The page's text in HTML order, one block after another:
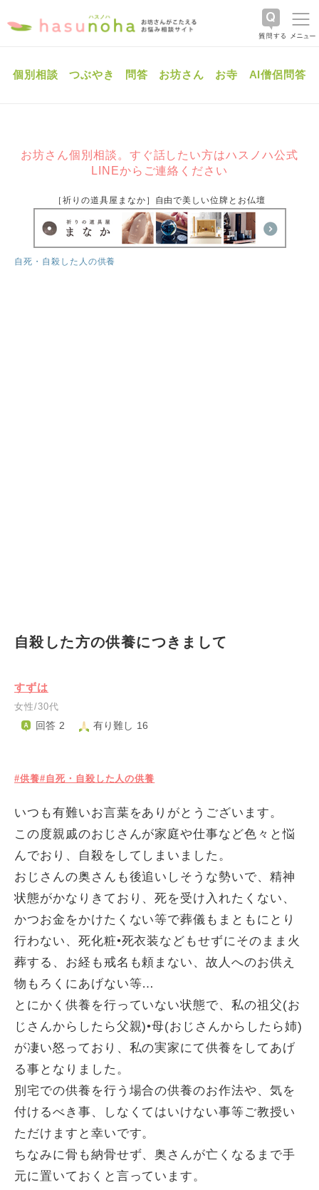
個別相談 つぶやき 問答 お坊さん お寺 AI僧侶問答
お坊さん個別相談。すぐ話したい方はハスノハ公式
LINEからご連絡ください
［祈りの道具屋まなか］自由で美しい位牌とお仏壇
自死・自殺した人の供養
自殺した方の供養につきまして
すずは
女性/30代
回答 2 有り難し 16
#供養#自死・自殺した人の供養
いつも有難いお言葉をありがとうございます。
この度親戚のおじさんが家庭や仕事など色々と悩
んでおり、自殺をしてしまいました。
おじさんの奥さんも後追いしそうな勢いで、精神
状態がかなりきており、死を受け入れたくない、
かつお金をかけたくない等で葬儀もまともにとり
行わない、死化粧•死衣装などもせずにそのまま火
葬する、お経も戒名も頼まない、故人へのお供え
物もろくにあげない等…
とにかく供養を行っていない状態で、私の祖父(お
じさんからしたら父親)•母(おじさんからしたら姉)
が凄い怒っており、私の実家にて供養をしてあげ
る事となりました。
別宅での供養を行う場合の供養のお作法や、気を
付けるべき事、しなくてはいけない事等ご教授い
ただけますと幸いです。
ちなみに骨も納骨せず、奥さんが亡くなるまで手
元に置いておくと言っています。